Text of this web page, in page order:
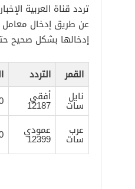
تردد قناة العربية
عن طريق إدخال معامل
إدخالها بشكل صحيح
القمر التردد
نايل
سات
أفقي
12187
عرب
سات
عمودي
12399